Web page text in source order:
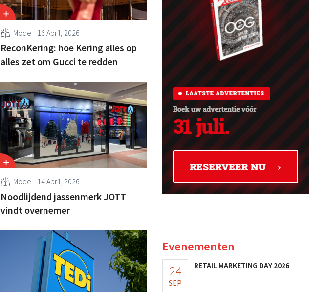
Mode 16 April, 2026
ReconKering: hoe Kering alles op
alles zet om Gucci te redden
Mode 14 April, 2026
Noodlijdend jassenmerk JOTT
vindt overnemer
Evenementen
24
SEP
RETAIL MARKETING DAY 2026